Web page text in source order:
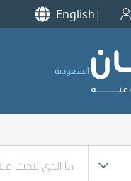
English
السعودية